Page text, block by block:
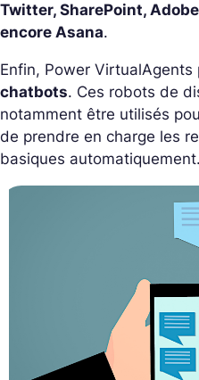
Twitter, SharePoint,
encore Asana.
Enfin, Power VirtualAgents
chatbots. Ces robots de
notamment être utilisés
de prendre en charge les
basiques automatiquement.